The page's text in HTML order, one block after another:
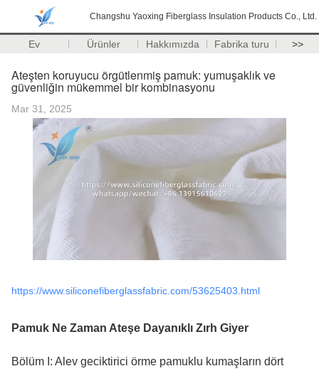
Changshu Yaoxing Fiberglass Insulation Products Co., Ltd.
Ev Ürünler Hakkımızda Fabrika turu >>
Ateşten koruyucu örgütlenmiş pamuk: yumuşaklık ve
güvenliğin mükemmel bir kombinasyonu
Mar 31, 2025
https://www.siliconefiberglassfabric.com/53625403.html
Pamuk Ne Zaman Ateşe Dayanıklı Zırh Giyer
Bölüm I: Alev geciktirici örme pamuklu kumaşların dört